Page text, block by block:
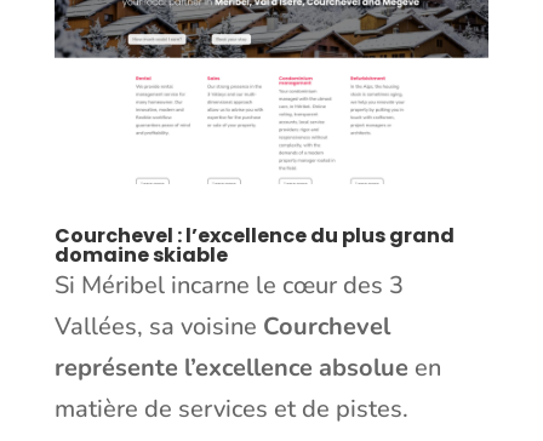
Courchevel : l’excellence du plus grand
domaine skiable
Si Méribel incarne le cœur des 3
Vallées, sa voisine Courchevel
représente l’excellence absolue en
matière de services et de pistes.